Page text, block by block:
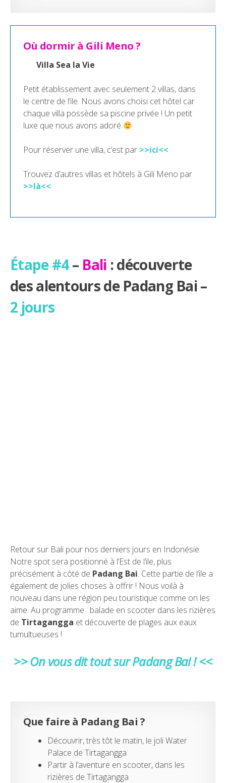
Où dormir à Gili Meno ?
Villa Sea la Vie
Petit établissement avec seulement 2 villas, dans
le centre de l’ile. Nous avons choisi cet hôtel car
chaque villa possède sa piscine privée ! Un petit
luxe que nous avons adoré
Pour réserver une villa, c’est par >>ici<<
Trouvez d’autres villas et hôtels à Gili Meno par
>>là<<
Étape #4– Bali : découverte
des alentours de Padang Bai –
2 jours
Retour sur Bali pour nos derniers jours en Indonésie.
Notre spot sera positionné à l’Est de l’ile, plus
précisément à côté de Padang Bai. Cette partie de l’ile a
également de jolies choses à offrir ! Nous voilà à
nouveau dans une région peu touristique comme on les
aime. Au programme : balade en scooter dans les rizières
de Tirtagangga et découverte de plages aux eaux
tumultueuses !
>> On vous dit tout sur Padang Bai ! <<
Que faire à Padang Bai ?
Découvrir, très tôt le matin, le joli Water
Palace de Tirtagangga
Partir à l’aventure en scooter, dans les
rizières de Tirtagangga